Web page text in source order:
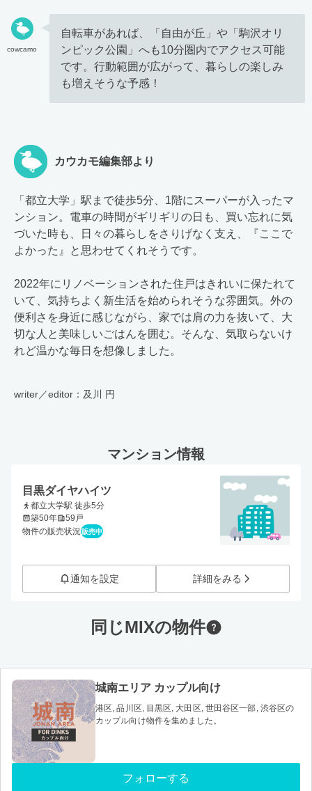
cowcamo
自転車があれば、「自由が丘」や「駒沢オリ
ンピック公園」へも10分圏内でアクセス可能
です。行動範囲が広がって、暮らしの楽しみ
も増えそうな予感！
カウカモ編集部より
「都立大学」駅まで徒歩5分、1階にスーパーが入ったマ
ンション。電車の時間がギリギリの日も、買い忘れに気
づいた時も、日々の暮らしをさりげなく支え、『ここで
よかった』と思わせてくれそうです。
2022年にリノベーションされた住戸はきれいに保たれて
いて、気持ちよく新生活を始められそうな雰囲気。外の
便利さを身近に感じながら、家では肩の力を抜いて、大
切な人と美味しいごはんを囲む。そんな、気取らないけ
れど温かな毎日を想像しました。
writer／editor：及川 円
マンション情報
目黒ダイヤハイツ
都立大学駅 徒歩5分
築50年
59戸
物件の販売状況販売中
通知を設定 詳細をみる
同じMIXの物件
城南エリア カップル向け
港区, 品川区, 目黒区, 大田区, 世田谷区一部, 渋谷区の
カップル向け物件を集めました。
フォローする